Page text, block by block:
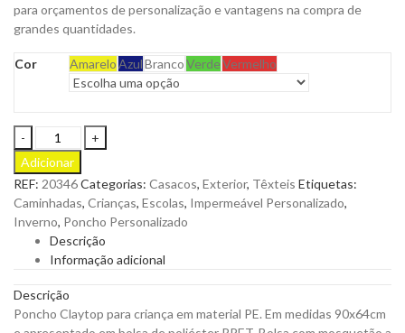
para orçamentos de personalização e vantagens na compra de
grandes quantidades.
Cor AmareloAzulBrancoVerdeVermelho
Poncho
Claytop
para
Criança
em
Material
PE
para
quantity
Adicionar
REF: 20346Categorias: Casacos, Exterior, Têxteis Etiquetas:
Caminhadas, Crianças, Escolas, Impermeável Personalizado,
Inverno, Poncho Personalizado
Descrição
Informação adicional
Descrição
Poncho Claytop para criança em material PE. Em medidas 90x64cm